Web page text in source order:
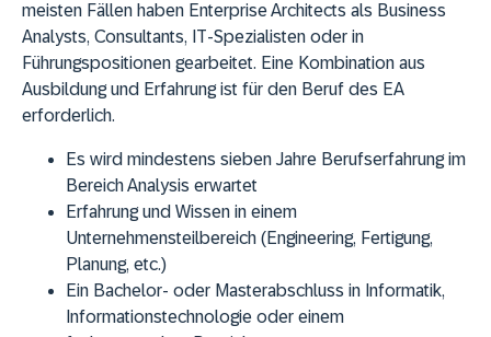
meisten Fällen haben Enterprise Architects als Business
Analysts, Consultants, IT-Spezialisten oder in
Führungspositionen gearbeitet. Eine Kombination aus
Ausbildung und Erfahrung ist für den Beruf des EA
erforderlich.
Es wird mindestens sieben Jahre Berufserfahrung im
Bereich Analysis erwartet
Erfahrung und Wissen in einem
Unternehmensteilbereich (Engineering, Fertigung,
Planung, etc.)
Ein Bachelor- oder Masterabschluss in Informatik,
Informationstechnologie oder einem